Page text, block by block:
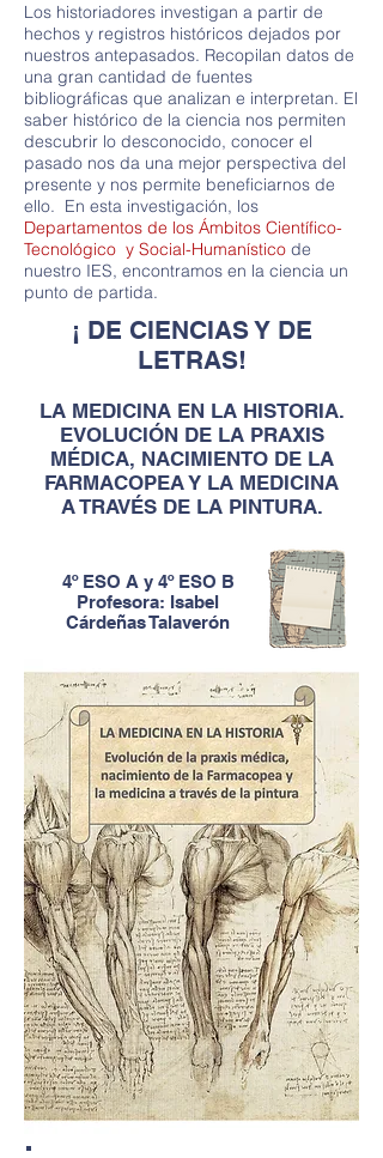
Los historiadores investigan a partir de
hechos y registros históricos dejados por
nuestros antepasados. Recopilan datos de
una gran cantidad de fuentes
bibliográficas que analizan e interpretan. El
saber histórico de la ciencia nos permiten
descubrir lo desconocido, conocer el
pasado nos da una mejor perspectiva del
presente y nos permite beneficiarnos de
ello. En esta investigación, los
Departamentos de los Ámbitos Científico-
Tecnológico y Social-Humanístico de
nuestro IES, encontramos en la ciencia un
punto de partida.
¡ DE CIENCIAS Y DE
LETRAS!
LA MEDICINA EN LA HISTORIA.
EVOLUCIÓN DE LA PRAXIS
MÉDICA, NACIMIENTO DE LA
FARMACOPEA Y LA MEDICINA
A TRAVÉS DE LA PINTURA.
4º ESO A y 4º ESO B
Profesora: Isabel
Cárdeñas Talaverón